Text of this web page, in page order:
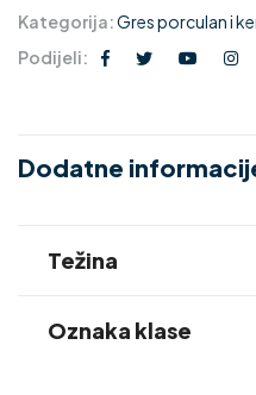
Kategorija:Gres porculan i
Podijeli:
Dodatne
Težina
Oznaka klase